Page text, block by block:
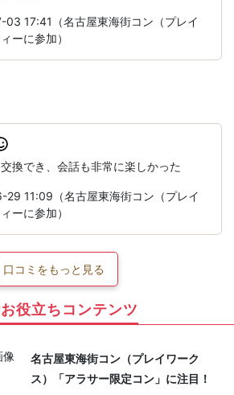
17:41（名古屋東海街コン（プレイ
ーに参加）
換でき、会話も非常に楽しかった
11:09（名古屋東海街コン（プレイ
ーに参加）
口コミをもっと見る
役立ちコンテンツ
名古屋東海街コン（プレイワーク
ス）「アラサー限定コン」に注目！